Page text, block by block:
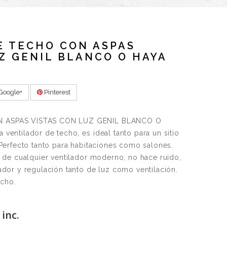
TECHO CON ASPAS
GENIL BLANCO O HAYA
Pinterest
ASPAS VISTAS CON LUZ GENIL BLANCO O
ventilador de techo, es ideal tanto para un sitio
tanto para habitaciones como salones.
cualquier ventilador moderno, no hace ruido,
y regulación tanto de luz como ventilación.